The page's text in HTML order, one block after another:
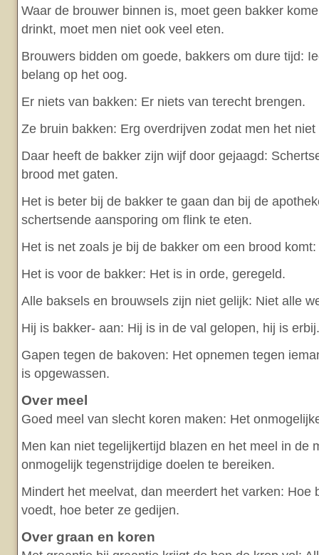
Waar de brouwer binnen is, moet geen bakker
drinkt, moet men niet ook veel eten.
Brouwers bidden om goede, bakkers om dure tijd:
belang op het oog.
Er niets van bakken: Er niets van terecht brengen.
Ze bruin bakken: Erg overdrijven zodat men het niet
Daar heeft de bakker zijn wijf door gejaagd:
brood met gaten.
Het is beter bij de bakker te gaan dan bij de
schertsende aansporing om flink te eten.
Het is net zoals je bij de bakker om een brood
Het is voor de bakker: Het is in orde, geregeld.
Alle baksels en brouwsels zijn niet gelijk: Niet alle
Hij is bakker- aan: Hij is in de val gelopen, hij is erbij.
Gapen tegen de bakoven: Het opnemen tegen
is opgewassen.
Over meel
Goed meel van slecht koren maken: Het
Men kan niet tegelijkertijd blazen en het meel in de
onmogelijk tegenstrijdige doelen te bereiken.
Mindert het meelvat, dan meerdert het varken: Hoe
voedt, hoe beter ze gedijen.
Over graan en koren